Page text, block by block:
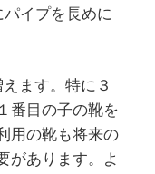
イプを長めに
ます。特に３
番目の子の靴を
用の靴も将来の
があります。よ